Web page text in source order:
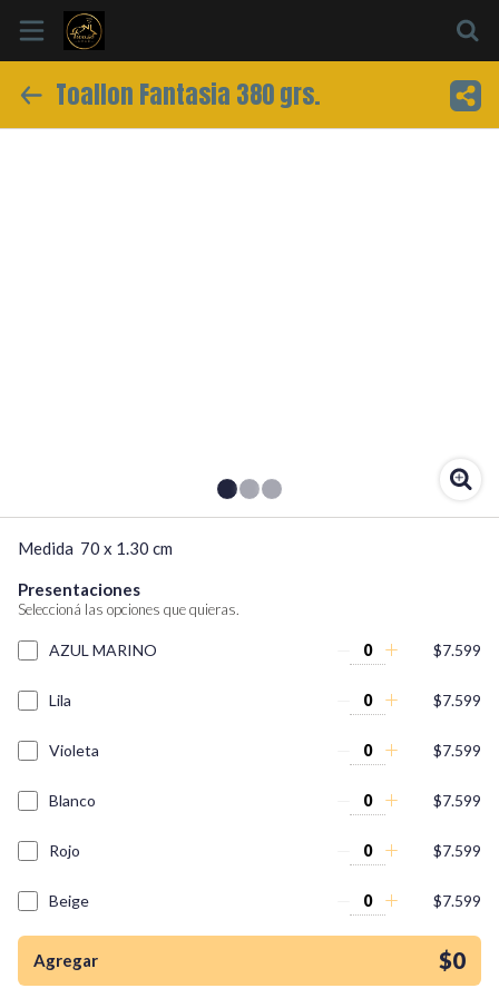
Inicio
¡Quiero una
tienda así para mi
emprendimiento!
Toallon Fantasia 380 grs.
Medida  70 x 1.30 cm
Presentaciones
Seleccioná las opciones que quieras.
AZUL MARINO $7.599
Lila $7.599
Violeta $7.599
Blanco $7.599
Rojo $7.599
Beige $7.599
$7.599
Agregar $0